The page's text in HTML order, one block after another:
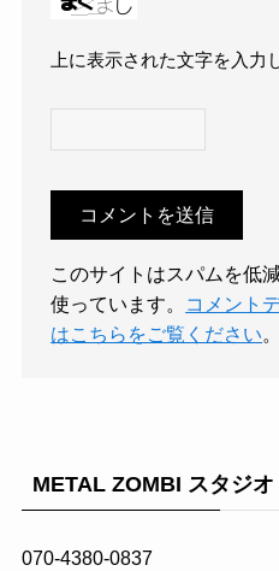
上に表示された文字を入力
このサイトはスパムを低
使っています。
コメント
はこちらをご覧ください。
METAL ZOMBI スタジオ
070-4380-0837